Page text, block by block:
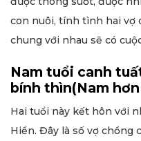
con nuôi, tính tình hai vợ
chung với nhau sẽ có
Nam tuổi canh
bính thìn(Nam
Hai tuổi này kết hôn với
Hiển. Đây là số vợ chồng